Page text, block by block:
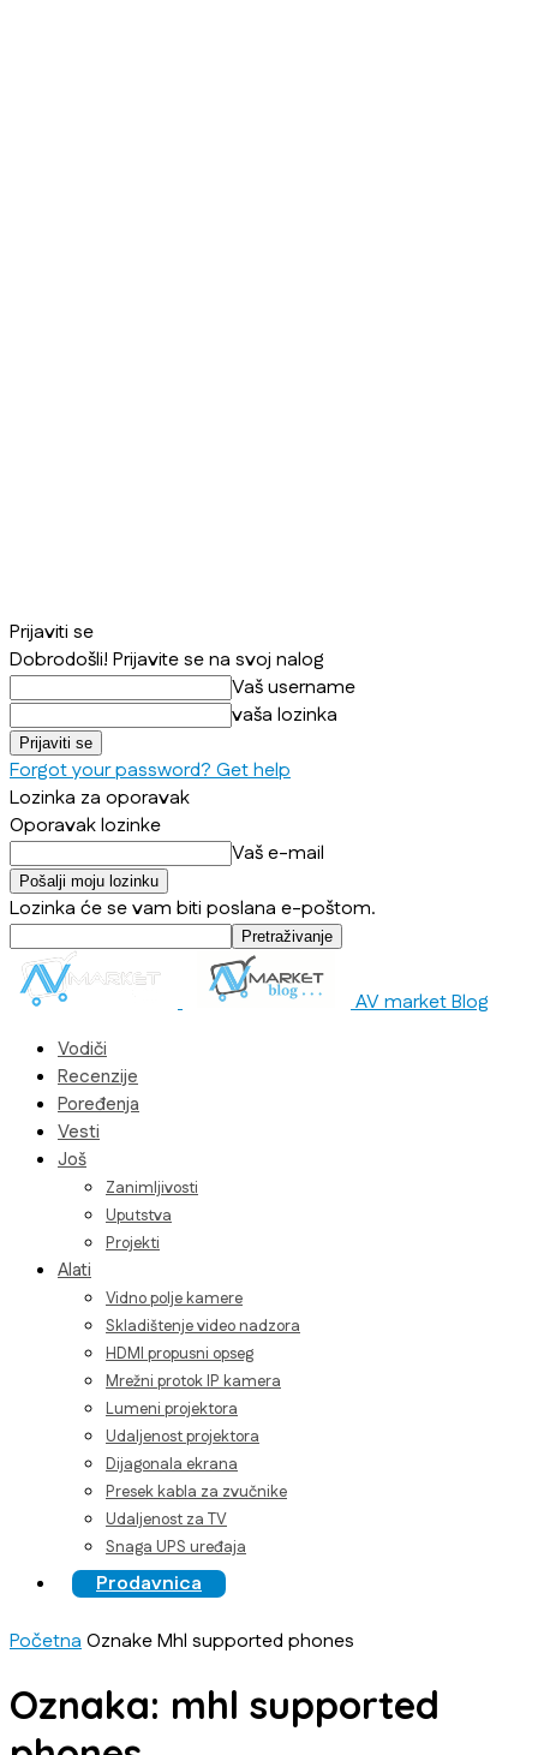
Prijaviti se
Dobrodošli! Prijavite se na svoj nalog
Vaš username
vaša lozinka
Forgot your password? Get help
Lozinka za oporavak
Oporavak lozinke
Vaš e-mail
Lozinka će se vam biti poslana e-poštom.
AV market Blog
Vodiči
Recenzije
Poređenja
Vesti
Još
Zanimljivosti
Uputstva
Projekti
Alati
Vidno polje kamere
Skladištenje video nadzora
HDMI propusni opseg
Mrežni protok IP kamera
Lumeni projektora
Udaljenost projektora
Dijagonala ekrana
Presek kabla za zvučnike
Udaljenost za TV
Snaga UPS uređaja
Prodavnica
PočetnaOznakeMhl supported phones
Oznaka: mhl supported